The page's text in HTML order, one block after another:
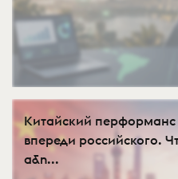
Китайский перформанс
впереди российского.
а&n...